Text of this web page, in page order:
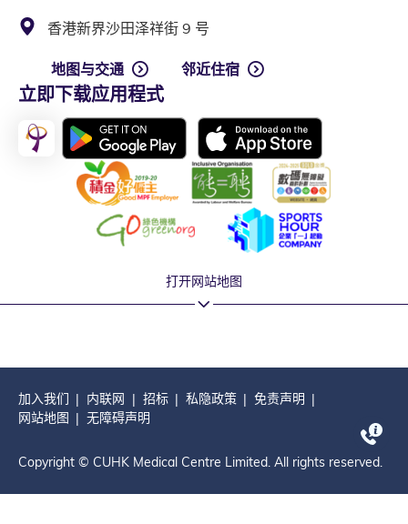
香港新界沙田泽祥街 9 号
地图与交通 邻近住宿
立即下载应用程式
打开网站地图
加入我们 内联网 招标 私隐政策
免责声明
网站地图
无障碍声明
Copyright © CUHK Medical Centre Limited. All rights reserved.